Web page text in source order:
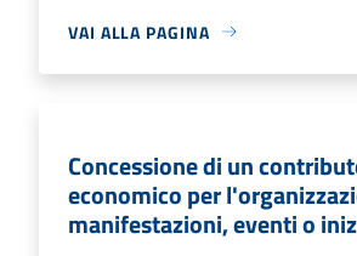
VAI ALLA PAGINA
Concessione di un
economico per
manifestazioni, eventi o